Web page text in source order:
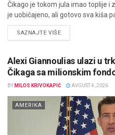
Čikago je tokom jula imao toplije i
je uobičajeno, ali gotovo sva kiša
SAZNAJTE VIŠEDETAILS
Alexi Giannoulias ulazi u
Čikaga sa milionskim
BY MILOS KRIVOKAPIĆ AVGUST 4, 2026
AMERIKA